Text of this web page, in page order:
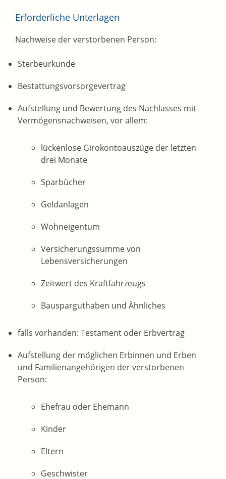
Erforderliche Unterlagen
Nachweise der verstorbenen Person:
Sterbeurkunde
Bestattungsvorsorgevertrag
Aufstellung und Bewertung des Nachlasses mit
Vermögensnachweisen, vor allem:
lückenlose Girokontoauszüge der letzten
drei Monate
Sparbücher
Geldanlagen
Wohneigentum
Versicherungssumme von
Lebensversicherungen
Zeitwert des Kraftfahrzeugs
Bausparguthaben und Ähnliches
falls vorhanden: Testament oder Erbvertrag
Aufstellung der möglichen Erbinnen und Erben
und Familienangehörigen der verstorbenen
Person:
Ehefrau oder Ehemann
Kinder
Eltern
Geschwister